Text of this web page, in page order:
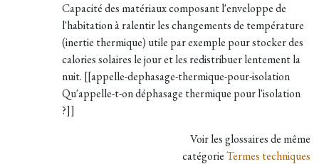
Capacité des matériaux composant l'enveloppe de
l'habitation à ralentir les changements de température
(inertie thermique) utile par exemple pour stocker des
calories solaires le jour et les redistribuer lentement la
nuit. [[appelle-dephasage-thermique-pour-isolation
Qu'appelle-t-on déphasage thermique pour l'isolation
?]]
Voir les glossaires de même
catégorieTermes techniques